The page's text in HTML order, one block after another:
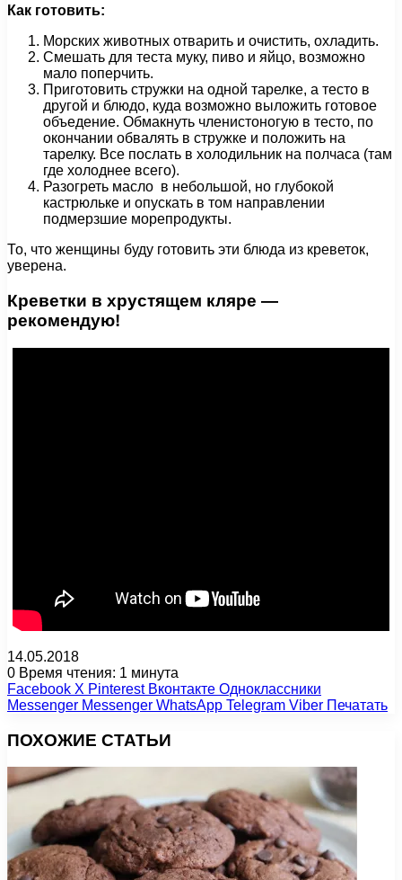
Как готовить:
Морских животных отварить и очистить, охладить.
Смешать для теста муку, пиво и яйцо, возможно
мало поперчить.
Приготовить стружки на одной тарелке, а тесто в
другой и блюдо, куда возможно выложить готовое
объедение. Обмакнуть членистоногую в тесто, по
окончании обвалять в стружке и положить на
тарелку. Все послать в холодильник на полчаса (там
где холоднее всего).
Разогреть масло в небольшой, но глубокой
кастрюльке и опускать в том направлении
подмерзшие морепродукты.
То, что женщины буду готовить эти блюда из креветок,
уверена.
Креветки в хрустящем кляре —
рекомендую!
14.05.2018
0 Время чтения: 1 минута
Facebook X Pinterest Вконтакте Одноклассники
Messenger Messenger WhatsApp Telegram Viber Печатать
ПОХОЖИЕ СТАТЬИ